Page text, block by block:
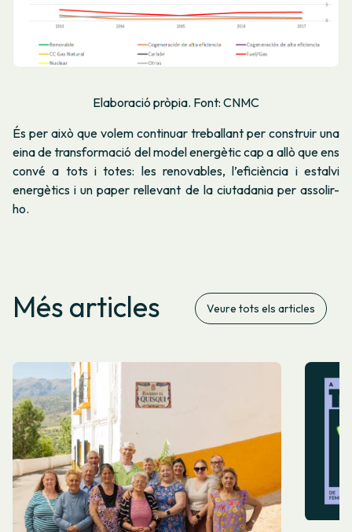
Elaboració pròpia. Font: CNMC
És per això que volem continuar treballant per construir una
eina de transformació del model energètic cap a allò que ens
convé a tots i totes: les renovables, l’eficiència i estalvi
energètics i un paper rellevant de la ciutadania per assolir-
ho.
Més articles Veure tots els articles